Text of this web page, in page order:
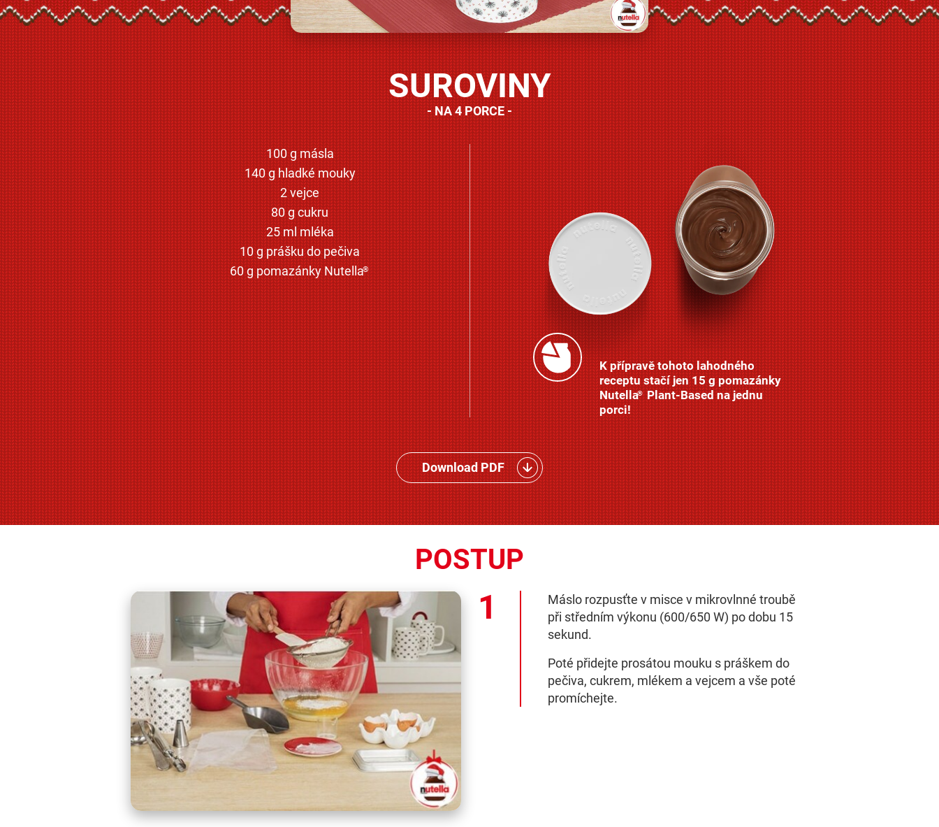
SUROVINY
NA 4 PORCE
100 g másla
140 g hladké mouky
2 vejce
80 g cukru
25 ml mléka
10 g prášku do pečiva
60 g pomazánky Nutella®
K přípravě tohoto lahodného
receptu stačí jen 15 g pomazánky
Nutella®Plant-Based na jednu
porci!
Download PDF
POSTUP
Máslo rozpusťte v misce v mikrovlnné troubě
při středním výkonu (600/650 W) po dobu 15
sekund.
Poté přidejte prosátou mouku s práškem do
pečiva, cukrem, mlékem a vejcem a vše poté
promíchejte.